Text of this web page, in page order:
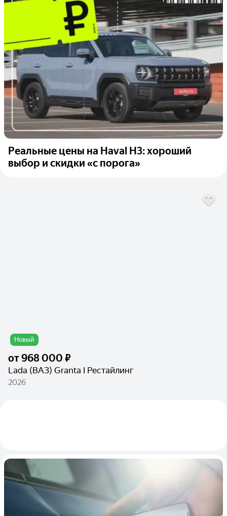
Реальные цены на Haval H3: хороший
выбор и скидки «с порога»
Новый
от968 000 ₽
Lada (ВАЗ) Granta I Рестайлинг
2026